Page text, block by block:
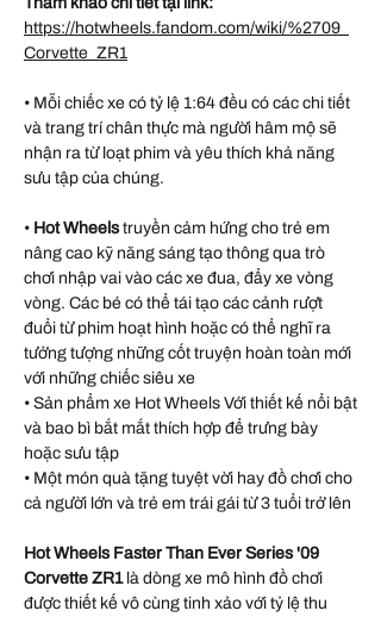
https://hotwheels.fandom.com/wiki/%2709_
Corvette_ZR1
• Mỗi chiếc xe có tỷ lệ 1:64 đều có các chi tiết
và trang trí chân thực mà người hâm mộ sẽ
nhận ra từ loạt phim và yêu thích khả năng
sưu tập của chúng.
• Hot Wheelstruyền cảm hứng cho trẻ em
nâng cao kỹ năng sáng tạo thông qua trò
chơi nhập vai vào các xe đua, đẩy xe vòng
vòng. Các bé có thể tái tạo các cảnh rượt
đuổi từ phim hoạt hình hoặc có thể nghĩ ra
tưởng tượng những cốt truyện hoàn toàn mới
với những chiếc siêu xe
• Sản phẩm xe Hot Wheels Với thiết kế nổi bật
và bao bì bắt mắt thích hợp để trưng bày
hoặc sưu tập
• Một món quà tặng tuyệt vời hay đồ chơi cho
cả người lớn và trẻ em trái gái từ 3 tuổi trở lên
Hot Wheels Faster Than Ever Series '09
Corvette ZR1 là dòng xe mô hình đồ chơi
được thiết kế vô cùng tinh xảo với tỷ lệ thu